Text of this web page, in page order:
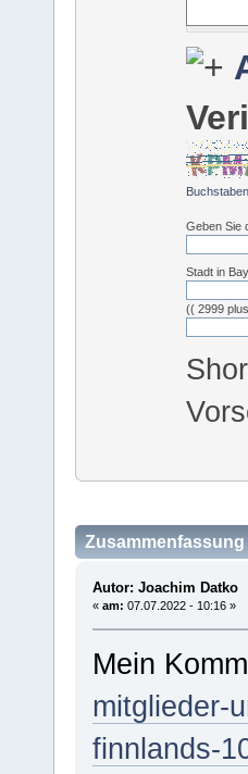
Geben Sie
Stadt in
(( 2999
Zusammenfassung
Autor: Joachim Datko
« am: 07.07.2022 - 10:16 »
Mein
mitglieder-
finnlands-